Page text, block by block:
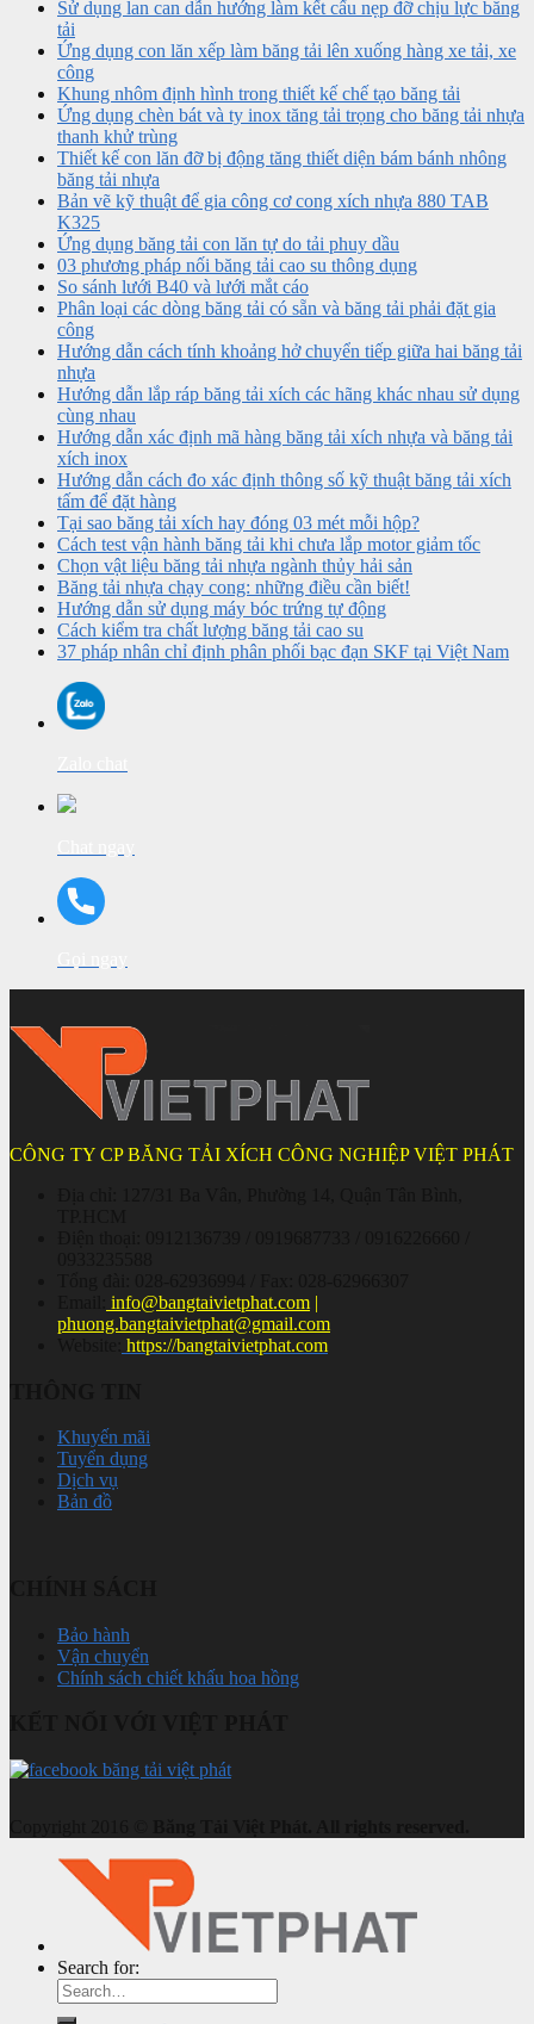
Sử dụng lan can dẫn hướng làm kết cấu nẹp đỡ chịu lực băng
tải
Ứng dụng con lăn xếp làm băng tải lên xuống hàng xe tải, xe
công
Khung nhôm định hình trong thiết kế chế tạo băng tải
Ứng dụng chèn bát và ty inox tăng tải trọng cho băng tải nhựa
thanh khử trùng
Thiết kế con lăn đỡ bị động tăng thiết diện bám bánh nhông
băng tải nhựa
Bản vẽ kỹ thuật để gia công cơ cong xích nhựa 880 TAB
K325
Ứng dụng băng tải con lăn tự do tải phuy dầu
03 phương pháp nối băng tải cao su thông dụng
So sánh lưới B40 và lưới mắt cáo
Phân loại các dòng băng tải có sẵn và băng tải phải đặt gia
công
Hướng dẫn cách tính khoảng hở chuyển tiếp giữa hai băng tải
nhựa
Hướng dẫn lắp ráp băng tải xích các hãng khác nhau sử dụng
cùng nhau
Hướng dẫn xác định mã hàng băng tải xích nhựa và băng tải
xích inox
Hướng dẫn cách đo xác định thông số kỹ thuật băng tải xích
tấm để đặt hàng
Tại sao băng tải xích hay đóng 03 mét mỗi hộp?
Cách test vận hành băng tải khi chưa lắp motor giảm tốc
Chọn vật liệu băng tải nhựa ngành thủy hải sản
Băng tải nhựa chạy cong: những điều cần biết!
Hướng dẫn sử dụng máy bóc trứng tự động
Cách kiểm tra chất lượng băng tải cao su
37 pháp nhân chỉ định phân phối bạc đạn SKF tại Việt Nam
CÔNG TY CP BĂNG TẢI XÍCH CÔNG NGHIỆP VIỆT PHÁT
info@bangtaivietphat.com |
phuong.bangtaivietphat@gmail.com
https://bangtaivietphat.com
Khuyến mãi
Tuyển dụng
Dịch vụ
Bản đồ
Bảo hành
Vận chuyển
Chính sách chiết khấu hoa hồng
Search for: